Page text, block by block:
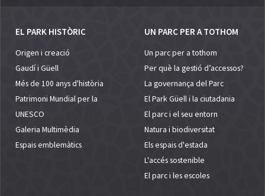
EL PARK HISTÒRIC
Origen i creació
Gaudí i Güell
Més de 100 anys d'història
Patrimoni Mundial per la
UNESCO
Galeria Multimèdia
Espais emblemàtics
UN PARC PER A TOTHOM
Un parc per a tothom
Per què la gestió d’accessos?
La governança del Parc
El Park Güell i la ciutadania
El parc i el seu entorn
Natura i biodiversitat
Els espais d'estada
L'accés sostenible
El parc i les escoles